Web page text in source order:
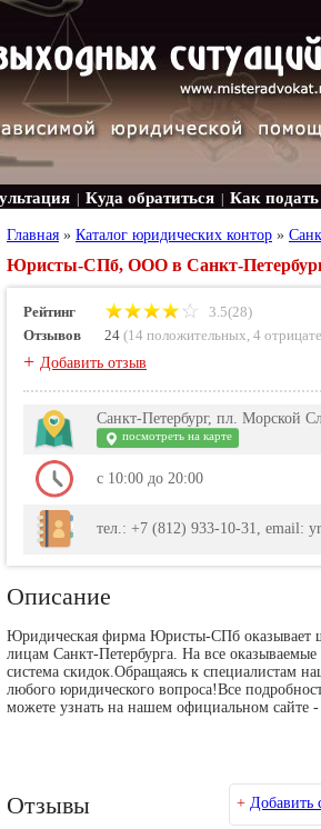
Куда обратиться Как подать
Главная » Каталог юридических контор »
Юристы-СПб, ООО в Санкт-
Рейтинг
3.5(28)
Отзывов
24 (14 положительных, 4
+ Добавить отзыв
Санкт-Петербург, пл. Морской
посмотреть на карте
с 10:00 до 20:00
тел.: +7 (812) 933-10-31, email:
Описание
Юридическая фирма Юристы-СПб оказывает
лицам Санкт-Петербурга. На все
система скидок.Обращаясь к специалистам
любого юридического вопроса!Все
можете узнать на нашем официальном сайте
Отзывы + Добавить